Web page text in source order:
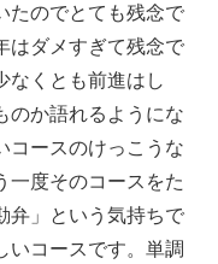
たのでとても残念で
はダメすぎて残念で
なくとも前進はし
のか語れるようにな
コースのけっこうな
一度そのコースをた
弁」という気持ちで
いコースです。単調